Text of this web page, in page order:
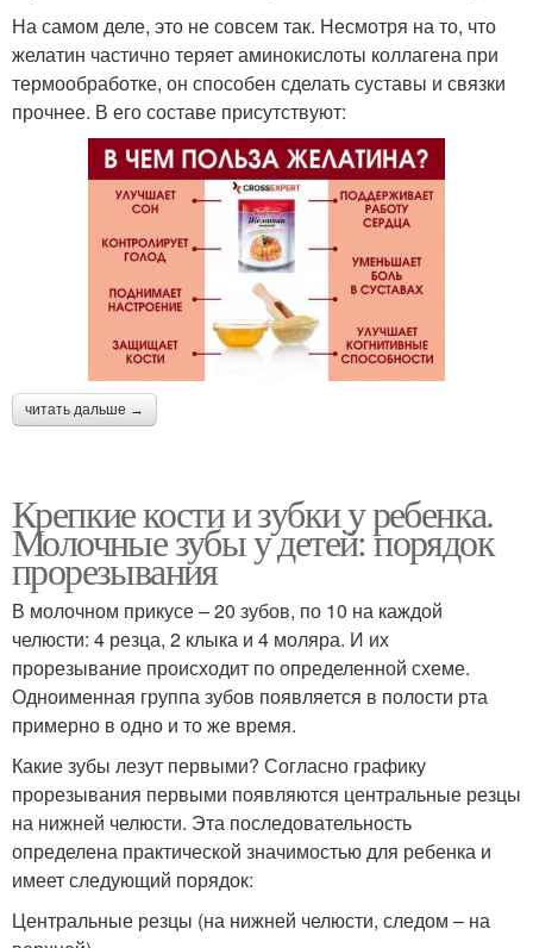
На самом деле, это не совсем так. Несмотря на то, что
желатин частично теряет аминокислоты коллагена при
термообработке, он способен сделать суставы и связки
прочнее. В его составе присутствуют:
читать дальше →
Крепкие кости и зубки у ребенка.
Молочные зубы у детей: порядок
прорезывания
В молочном прикусе – 20 зубов, по 10 на каждой
челюсти: 4 резца, 2 клыка и 4 моляра. И их
прорезывание происходит по определенной схеме.
Одноименная группа зубов появляется в полости рта
примерно в одно и то же время.
Какие зубы лезут первыми? Согласно графику
прорезывания первыми появляются центральные резцы
на нижней челюсти. Эта последовательность
определена практической значимостью для ребенка и
имеет следующий порядок:
Центральные резцы (на нижней челюсти, следом – на